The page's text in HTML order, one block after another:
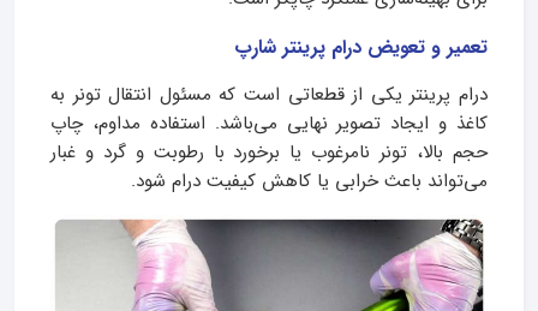
تعمیر و تعویض درام پرینتر شارپ
درام پرینتر یکی از قطعاتی است که مسئول انتقال تونر به
کاغذ و ایجاد تصویر نهایی می‌باشد. استفاده مداوم، چاپ
حجم بالا، تونر نامرغوب یا برخورد با رطوبت و گرد و غبار
می‌تواند باعث خرابی یا کاهش کیفیت درام شود.